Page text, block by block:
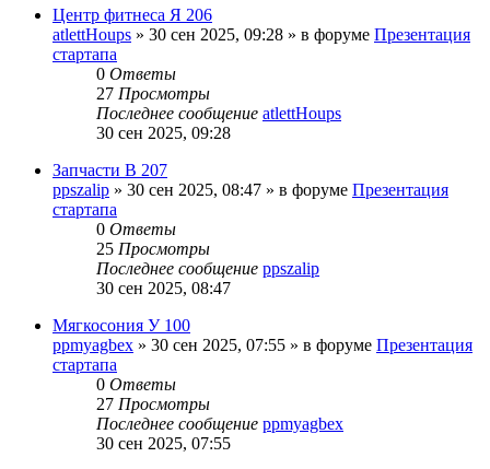
Центр фитнеса Я 206
atlettHoups » 30 сен 2025, 09:28 » в форуме Презентация
стартапа
0 Ответы
27 Просмотры
Последнее сообщение atlettHoups
30 сен 2025, 09:28
Запчасти В 207
ppszalip » 30 сен 2025, 08:47 » в форуме Презентация
стартапа
0 Ответы
25 Просмотры
Последнее сообщение ppszalip
30 сен 2025, 08:47
Мягкосония У 100
ppmyagbex » 30 сен 2025, 07:55 » в форуме Презентация
стартапа
0 Ответы
27 Просмотры
Последнее сообщение ppmyagbex
30 сен 2025, 07:55